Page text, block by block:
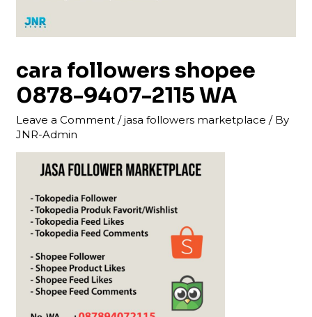
cara followers shopee
0878-9407-2115 WA
Leave a Comment /jasa followers marketplace / By
JNR-Admin